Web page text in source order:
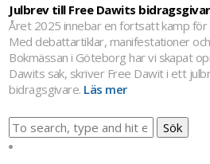
Julbrev till Free Dawits
Året 2025 innebar en fortsatt kamp för
Med debattartiklar, manifestationer
Bokmässan i Göteborg har vi skapat
Dawits sak, skriver Free Dawit i ett
bidragsgivare. Läs mer
Sök